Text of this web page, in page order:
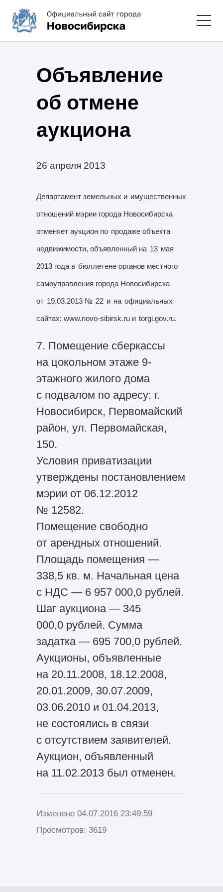
Объявление
об отмене
аукциона
26 апреля 2013
Департамент земельных и имущественных
отношений мэрии города Новосибирска
отменяет аукцион по продаже объекта
недвижимости, объявленный на 13 мая
2013 года в бюллетене органов местного
самоуправления города Новосибирска
от 19.03.2013 № 22 и на официальных
сайтах: www.novo-sibirsk.ru и torgi.gov.ru.
7. Помещение сберкассы
на цокольном этаже 9-
этажного жилого дома
с подвалом по адресу: г.
Новосибирск, Первомайский
район, ул. Первомайская,
150.
Условия приватизации
утверждены постановлением
мэрии от 06.12.2012
№ 12582.
Помещение свободно
от арендных отношений.
Площадь помещения —
338,5 кв. м. Начальная цена
с НДС — 6 957 000,0 рублей.
Шаг аукциона — 345
000,0 рублей. Сумма
задатка — 695 700,0 рублей.
Аукционы, объявленные
на 20.11.2008, 18.12.2008,
20.01.2009, 30.07.2009,
03.06.2010 и 01.04.2013,
не состоялись в связи
с отсутствием заявителей.
Аукцион, объявленный
на 11.02.2013 был отменен.
Изменено 04.07.2016 23:49:59
Просмотров: 3619